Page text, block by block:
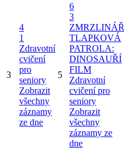
3
4
1
Zdravotní
cvičení
pro
seniory
Zobrazit
všechny
záznamy
ze dne
5
6
3
ZMRZLINÁŘ
TLAPKOVÁ
PATROLA:
DINOSAUŘÍ
FILM
Zdravotní
cvičení pro
seniory
Zobrazit
všechny
záznamy ze
dne